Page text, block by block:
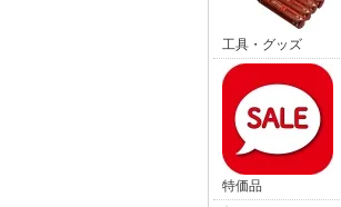
工具・グッズ
特価品